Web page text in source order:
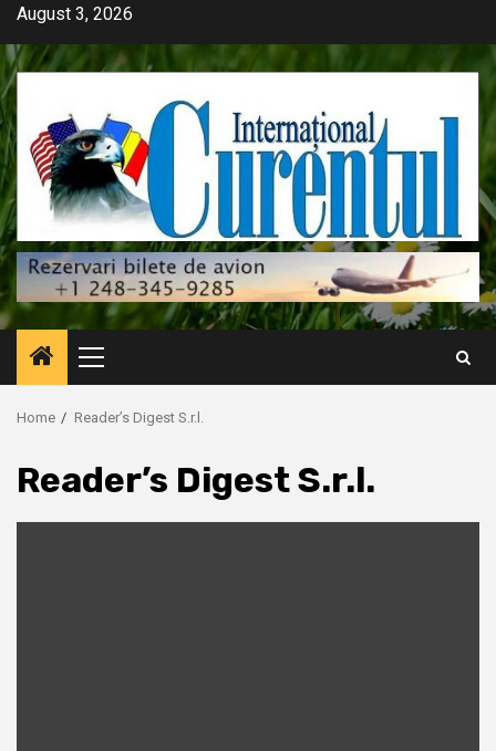
Skip
content
August 3, 2026
Primary
Menu
Home Reader’s Digest S.r.l.
Reader’s Digest S.r.l.